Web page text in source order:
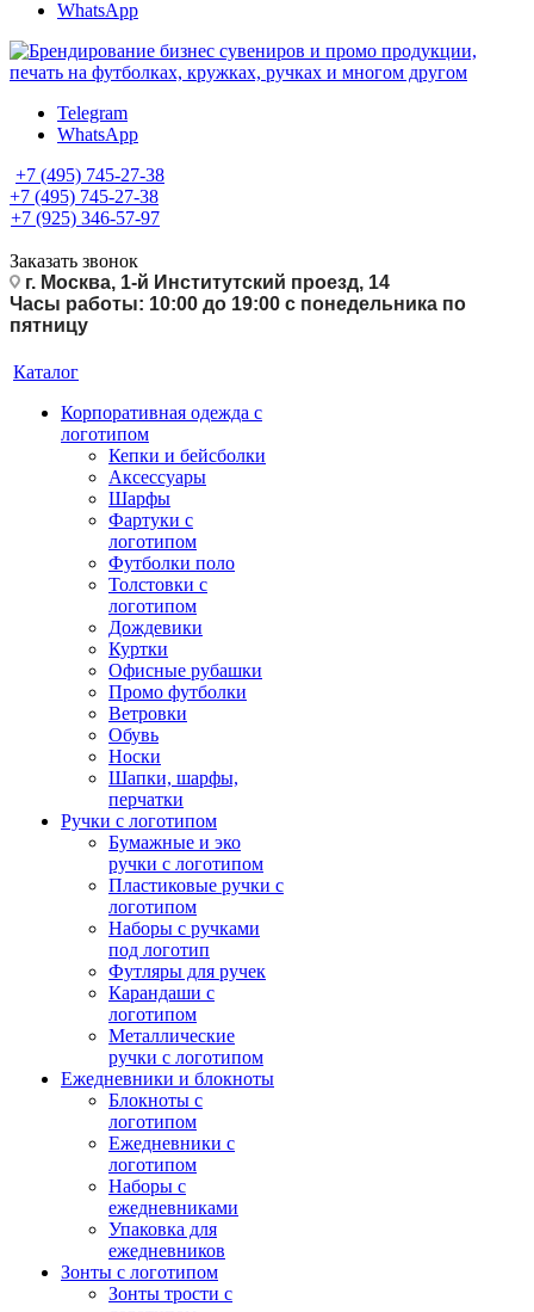
WhatsApp
Telegram
WhatsApp
+7 (495) 745-27-38
+7 (495) 745-27-38
+7 (925) 346-57-97
Заказать звонок
г. Москва, 1-й Институтский проезд, 14
Часы работы: 10:00 до 19:00 с понедельника по
пятницу
Каталог
Корпоративная одежда с
логотипом
Кепки и бейсболки
Аксессуары
Шарфы
Фартуки с
логотипом
Футболки поло
Толстовки с
логотипом
Дождевики
Куртки
Офисные рубашки
Промо футболки
Ветровки
Обувь
Носки
Шапки, шарфы,
перчатки
Ручки с логотипом
Бумажные и эко
ручки с логотипом
Пластиковые ручки с
логотипом
Наборы с ручками
под логотип
Футляры для ручек
Карандаши с
логотипом
Металлические
ручки с логотипом
Ежедневники и блокноты
Блокноты с
логотипом
Ежедневники с
логотипом
Наборы с
ежедневниками
Упаковка для
ежедневников
Зонты с логотипом
Зонты трости с